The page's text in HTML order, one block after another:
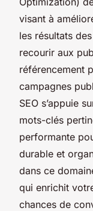
visant à
les résultats
recourir aux
référencement
campagnes
SEO s’appuie
mots-clés
performante
durable et
dans ce
qui enrichit
chances de